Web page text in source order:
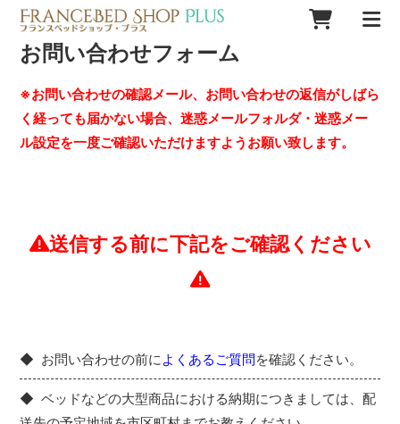
お問い合わせフォーム
※お問い合わせの確認メール、お問い合わせの返信がしばら
く経っても届かない場合、迷惑メールフォルダ・迷惑メー
ル設定を一度ご確認いただけますようお願い致します。
送信する前に下記をご確認ください
お問い合わせの前に よくあるご質問を確認ください。
ベッドなどの大型商品における納期につきましては、配